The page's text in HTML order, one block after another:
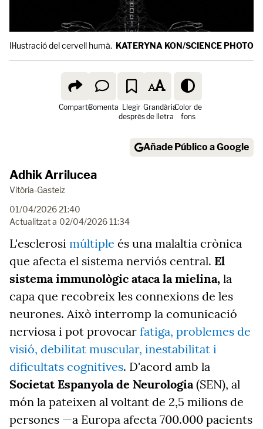
Il·lustració del cervell humà. KATERYNA KON/SCIENCE PHOTO
ComparteComenta Llegir
després
Grandària
de lletra
Color de
fons
Añade Público a Google
Adhik Arrilucea
Vitòria-Gasteiz
01/04/2026 21:40
Actualitzat a 02/04/2026 11:34
L'esclerosi múltiple és una malaltia crònica
que afecta el sistema nerviós central. El
sistema immunològic ataca la mielina, la
capa que recobreix les connexions de les
neurones. Això interromp la comunicació
nerviosa i pot provocar fatiga, problemes de
visió, debilitat muscular, inestabilitat i
dificultats cognitives. D'acord amb la
Societat Espanyola de Neurologia(SEN), al
món la pateixen al voltant de 2,5 milions de
persones —a Europa afecta 700.000 pacients